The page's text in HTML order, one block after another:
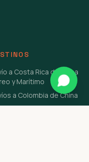
a Costa Rica de China
y Marítimo
a Colombia de China